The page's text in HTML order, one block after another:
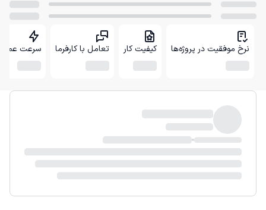
نرخ موفقیت در پروژه‌ها کیفیت کار تعامل با کارفرما سرعت عمل